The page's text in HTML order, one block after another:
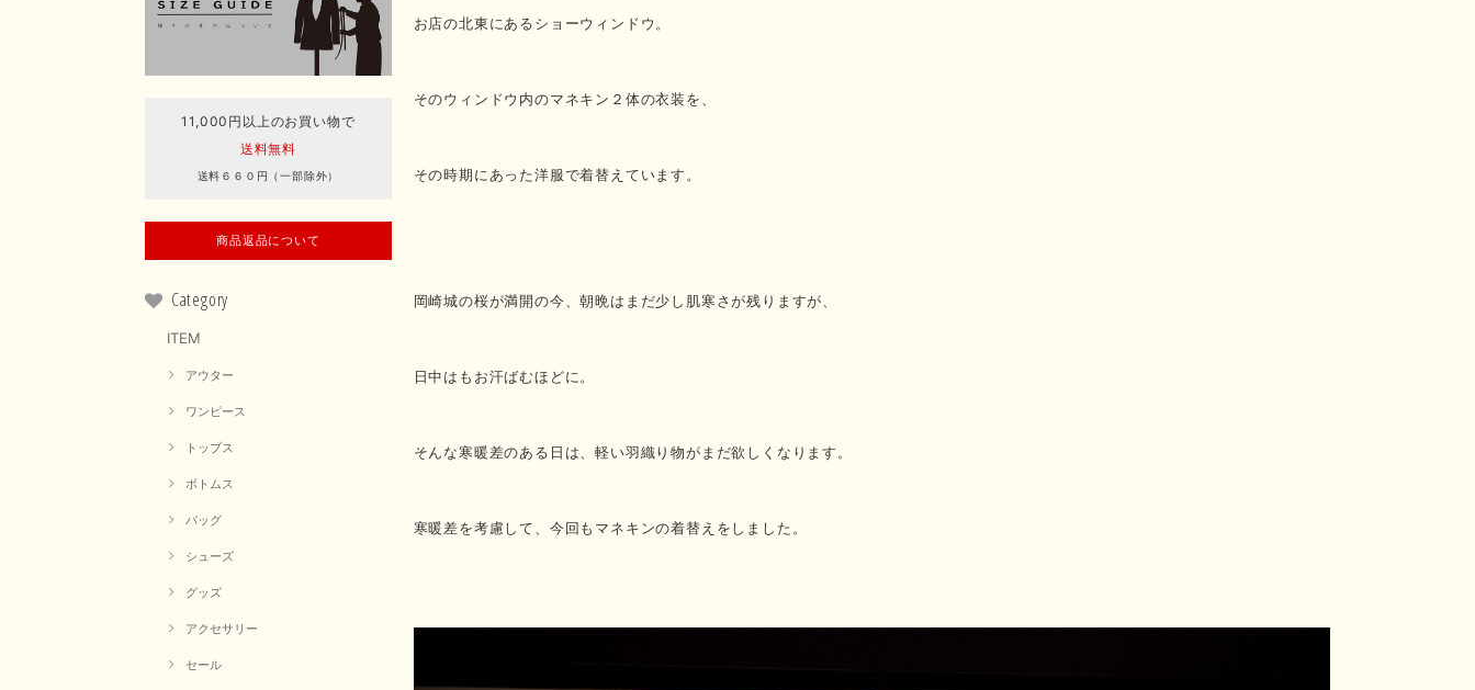
11,000円以上のお買い物で
送料無料
送料６６０円（一部除外）
商品返品について
Category
ITEM
アウター
ワンピース
トップス
ボトムス
バッグ
シューズ
グッズ
アクセサリー
セール
お店の北東にあるショーウィンドウ。
そのウィンドウ内のマネキン２体の衣装を、
その時期にあった洋服で着替えています。
岡崎城の桜が満開の今、朝晩はまだ少し肌寒さが残りますが、
日中はもお汗ばむほどに。
そんな寒暖差のある日は、軽い羽織り物がまだ欲しくなります。
寒暖差を考慮して、今回もマネキンの着替えをしました。